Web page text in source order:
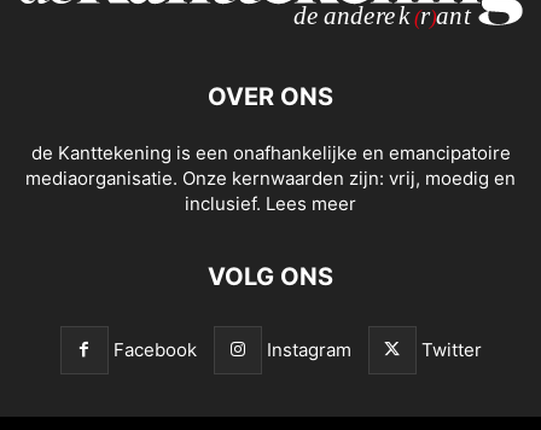
OVER ONS
de Kanttekening is een onafhankelijke en emancipatoire
mediaorganisatie. Onze kernwaarden zijn: vrij, moedig en
inclusief. Lees meer
VOLG ONS
Facebook Instagram Twitter